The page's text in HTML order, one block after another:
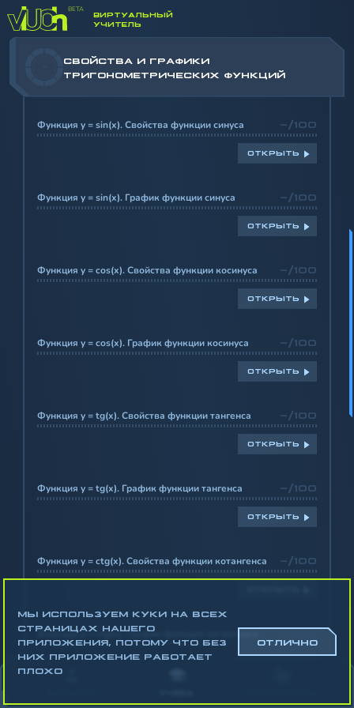
ВИРТУАЛЬНЫЙ
УЧИТЕЛЬ
СВОЙСТВА И ГРАФИКИ
ТРИГОНОМЕТРИЧЕСКИХ ФУНКЦИЙ
Функция y = sin(x). Свойства функции синуса -/100
ОТКРЫТЬ
Функция y = sin(x). График функции синуса -/100
ОТКРЫТЬ
Функция y = cos(x). Свойства функции косинуса -/100
ОТКРЫТЬ
Функция y = cos(x). График функции косинуса -/100
ОТКРЫТЬ
Функция y = tg(x). Свойства функции тангенса -/100
ОТКРЫТЬ
Функция y = tg(x). График функции тангенса -/100
ОТКРЫТЬ
Функция y = ctg(x). Свойства функции котангенса -/100
Функция y = ctg(x). График функции котангенса -/100
Наибольшее и наименьшее значение функции y =
МЫ ИСПОЛЬЗУЕМ КУКИ НА ВСЕХ
СТРАНИЦАХ НАШЕГО
ПРИЛОЖЕНИЯ, ПОТОМУ ЧТО БЕЗ
НИХ ПРИЛОЖЕНИЕ РАБОТАЕТ
ПЛОХО
ОТЛИЧНО